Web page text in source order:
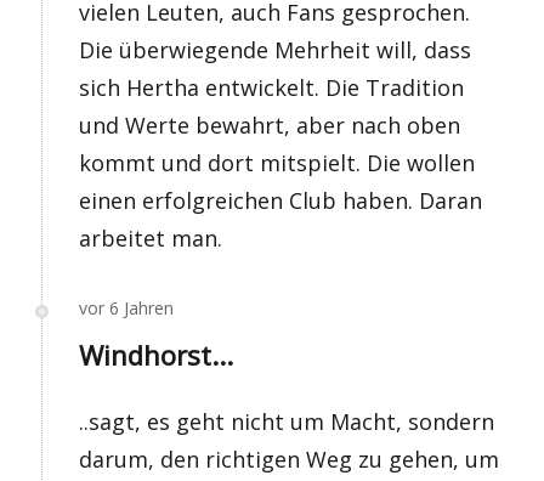
vielen Leuten, auch Fans gesprochen.
Die überwiegende Mehrheit will, dass
sich Hertha entwickelt. Die Tradition
und Werte bewahrt, aber nach oben
kommt und dort mitspielt. Die wollen
einen erfolgreichen Club haben. Daran
arbeitet man.
vor 6 Jahren
Windhorst...
..sagt, es geht nicht um Macht, sondern
darum, den richtigen Weg zu gehen, um